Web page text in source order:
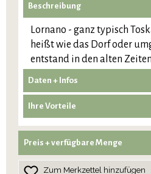
Beschreibung
Lornano - ganz typisch
heißt wie das Dorf oder
entstand in den alten
Daten + Infos
Ihre Vorteile
Preis + verfügbare Menge
Zum Merkzettel hinzufügen